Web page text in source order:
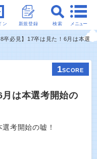
メニュー
検索
新規登録
ン
卒必見】17卒は見た！6月は本選
1SCORE
月は本選考開始の